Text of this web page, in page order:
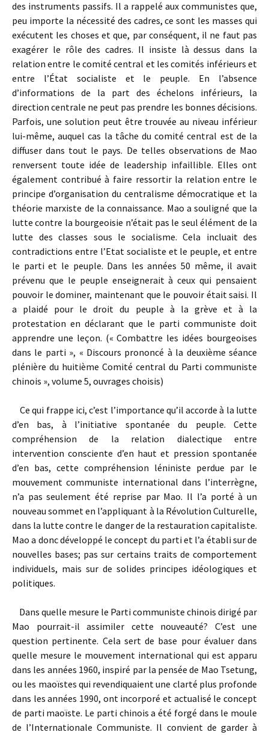
des instruments passifs. Il a rappelé aux communistes que,
peu importe la nécessité des cadres, ce sont les masses qui
exécutent les choses et que, par conséquent, il ne faut pas
exagérer le rôle des cadres. Il insiste là dessus dans la
relation entre le comité central et les comités inférieurs et
entre l’État socialiste et le peuple. En l’absence
d’informations de la part des échelons inférieurs, la
direction centrale ne peut pas prendre les bonnes décisions.
Parfois, une solution peut être trouvée au niveau inférieur
lui-même, auquel cas la tâche du comité central est de la
diffuser dans tout le pays. De telles observations de Mao
renversent toute idée de leadership infaillible. Elles ont
également contribué à faire ressortir la relation entre le
principe d’organisation du centralisme démocratique et la
théorie marxiste de la connaissance. Mao a souligné que la
lutte contre la bourgeoisie n’était pas le seul élément de la
lutte des classes sous le socialisme. Cela incluait des
contradictions entre l’Etat socialiste et le peuple, et entre
le parti et le peuple. Dans les années 50 même, il avait
prévenu que le peuple enseignerait à ceux qui pensaient
pouvoir le dominer, maintenant que le pouvoir était saisi. Il
a plaidé pour le droit du peuple à la grève et à la
protestation en déclarant que le parti communiste doit
apprendre une leçon. (« Combattre les idées bourgeoises
dans le parti », « Discours prononcé à la deuxième séance
plénière du huitième Comité central du Parti communiste
chinois », volume 5, ouvrages choisis)
Ce qui frappe ici, c’est l’importance qu’il accorde à la lutte
d’en bas, à l’initiative spontanée du peuple. Cette
compréhension de la relation dialectique entre
intervention consciente d’en haut et pression spontanée
d’en bas, cette compréhension léniniste perdue par le
mouvement communiste international dans l’interrègne,
n’a pas seulement été reprise par Mao. Il l’a porté à un
nouveau sommet en l’appliquant à la Révolution Culturelle,
dans la lutte contre le danger de la restauration capitaliste.
Mao a donc développé le concept du parti et l’a établi sur de
nouvelles bases; pas sur certains traits de comportement
individuels, mais sur de solides principes idéologiques et
politiques.
Dans quelle mesure le Parti communiste chinois dirigé par
Mao pourrait-il assimiler cette nouveauté? C’est une
question pertinente. Cela sert de base pour évaluer dans
quelle mesure le mouvement international qui est apparu
dans les années 1960, inspiré par la pensée de Mao Tsetung,
ou les maoïstes qui revendiquaient une clarté plus profonde
dans les années 1990, ont incorporé et actualisé le concept
de parti maoïste. Le parti chinois a été forgé dans le moule
de l’Internationale Communiste. Il convient de garder à